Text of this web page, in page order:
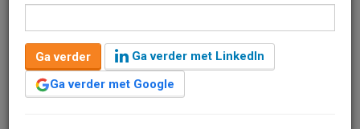
In maart dit jaar, net voor de Tweede
Kamerverkiezingen, hadden alle politieke partijen er
hun mond vol van. ‘Meer betaalbare woningen voor
Ga verder
Ga verder met LinkedIn
Ga verder met Google